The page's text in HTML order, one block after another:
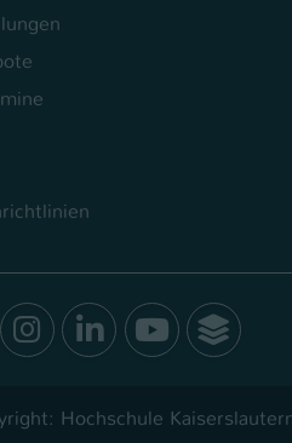
Instagram
LinkedIn
Youtube
Hochschule
/ PHPSESSID
Cookie ist ein Standard-Session-
die Session-ID. So kann der
Zugang zu geschützten Bereichen